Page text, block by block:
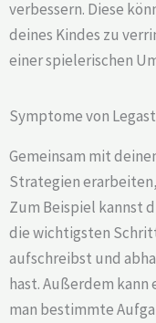
verbessern. Diese
deines Kindes zu
einer spielerischen
Symptome von
Gemeinsam mit
Strategien
Zum Beispiel kannst
die wichtigsten
aufschreibst und
hast. Außerdem kann
man bestimmte